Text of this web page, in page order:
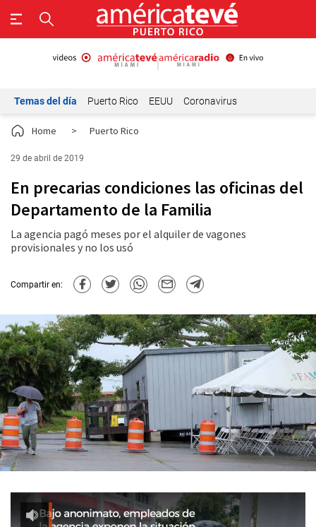
Temas del día Puerto Rico EEUU Coronavirus
Home > Puerto Rico
29 de abril de 2019
En precarias condiciones las oficinas del
Departamento de la Familia
La agencia pagó meses por el alquiler de vagones
provisionales y no los usó
Compartir en: